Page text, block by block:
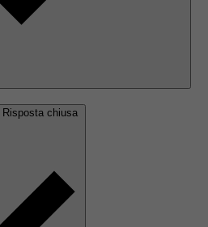
Risposta chiusa